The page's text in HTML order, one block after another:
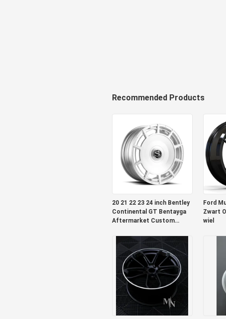
Recommended Products
20 21 22 23 24 inch Bentley
Continental GT Bentayga
Aftermarket Custom
te koop
Ford
Zwart
wiel